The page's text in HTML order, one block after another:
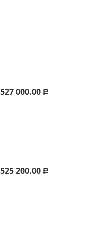
527 000.00 Р
525 200.00 Р